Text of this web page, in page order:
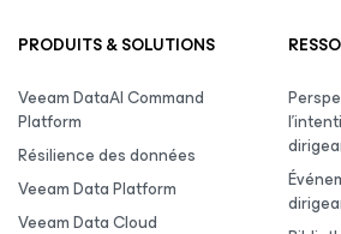
PRODUITS & SOLUTIONS
Veeam DataAI Command
Platform
Résilience des données
Veeam Data Platform
Veeam Data Cloud